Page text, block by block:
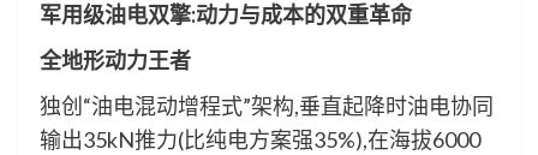
军用级油电双擎:动力与成本的双重革命
全地形动力王者
独创“油电混动增程式”架构,垂直起降时油电协同
输出35kN推力(比纯电方案强35%),在海拔6000